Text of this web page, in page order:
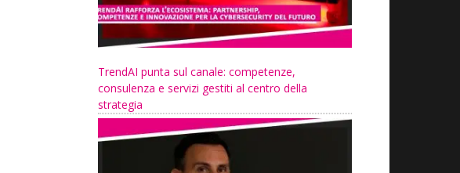
TrendAI punta sul canale: competenze,
consulenza e servizi gestiti al centro della
strategia